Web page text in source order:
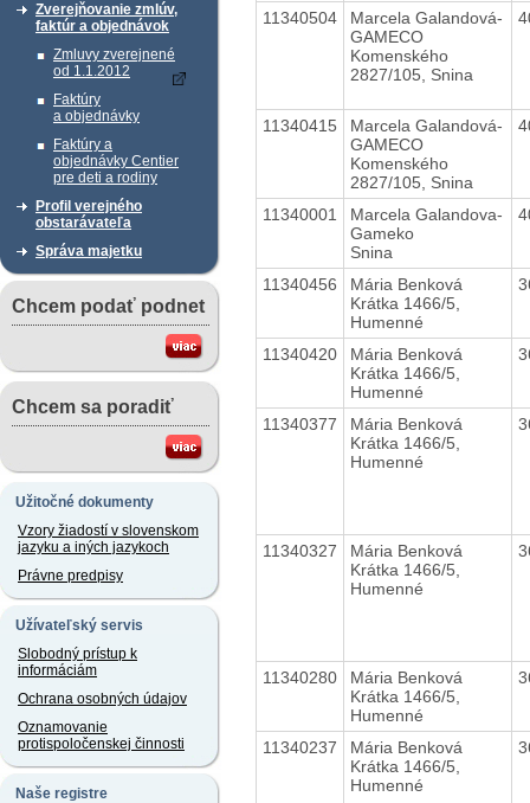
Zverejňovanie zmlúv,
faktúr a objednávok
Zmluvy zverejnené
od 1.1.2012
Faktúry
a objednávky
Faktúry a
objednávky Centier
pre deti a rodiny
Profil verejného
obstarávateľa
Správa majetku
Chcem podať podnet
Chcem sa poradiť
Užitočné dokumenty
Vzory žiadostí v slovenskom
jazyku a iných jazykoch
Právne predpisy
Užívateľský servis
Slobodný prístup k
informáciám
Ochrana osobných údajov
Oznamovanie
protispoločenskej činnosti
Naše registre
11340504
Marcela Galandová-
GAMECO
Komenského
2827/105, Snina
11340415
Marcela Galandová-
GAMECO
Komenského
2827/105, Snina
11340001
Marcela Galandova-
Gameko
Snina
11340456
Mária Benková
Krátka 1466/5,
Humenné
11340420
Mária Benková
Krátka 1466/5,
Humenné
11340377
Mária Benková
Krátka 1466/5,
Humenné
11340327
Mária Benková
Krátka 1466/5,
Humenné
11340280
Mária Benková
Krátka 1466/5,
Humenné
11340237
Mária Benková
Krátka 1466/5,
Humenné